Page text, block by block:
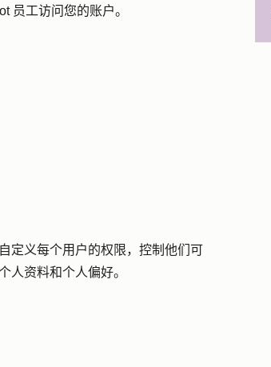
员工访问您的账户。
定义每个用户的权限，控制他们可
人资料和个人偏好。